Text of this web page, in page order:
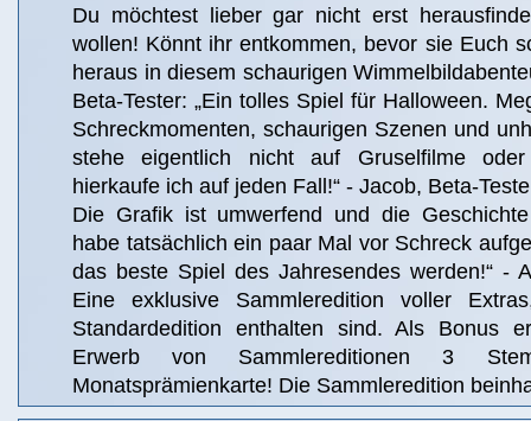
Du möchtest lieber gar nicht erst
wollen! Könnt ihr entkommen, bevor sie Euch
heraus in diesem schaurigen
Beta-Tester: „Ein tolles Spiel für Halloween.
Schreckmomenten, schaurigen Szenen und
stehe eigentlich nicht auf Gruselfilme
hierkaufe ich auf jeden Fall!“ - Jacob, Beta-
Die Grafik ist umwerfend und die
habe tatsächlich ein paar Mal vor Schreck
das beste Spiel des Jahresendes werden!“ -
Eine exklusive Sammleredition voller
Standardedition enthalten sind. Als Bonus
Erwerb von Sammlereditionen 3
Monatsprämienkarte! Die Sammleredition